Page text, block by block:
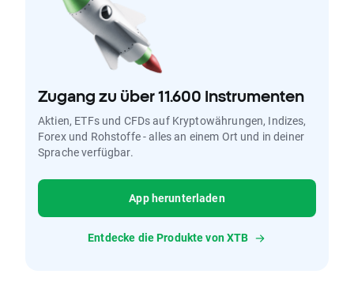
Zugang zu über 11.600 Instrumenten
Aktien, ETFs und CFDs auf Kryptowährungen, Indizes,
Forex und Rohstoffe - alles an einem Ort und in deiner
Sprache verfügbar.
App herunterladen
Entdecke die Produkte von XTB